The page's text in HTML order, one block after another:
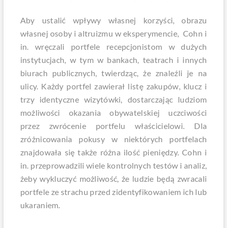
Aby ustalić wpływy własnej korzyści, obrazu
własnej osoby i altruizmu w eksperymencie, Cohn i
in. wręczali portfele recepcjonistom w dużych
instytucjach, w tym w bankach, teatrach i innych
biurach publicznych, twierdząc, że znaleźli je na
ulicy. Każdy portfel zawierał listę zakupów, klucz i
trzy identyczne wizytówki, dostarczając ludziom
możliwości okazania obywatelskiej uczciwości
przez zwrócenie portfelu właścicielowi. Dla
zróżnicowania pokusy w niektórych portfelach
znajdowała się także różna ilość pieniędzy. Cohn i
in. przeprowadzili wiele kontrolnych testów i analiz,
żeby wykluczyć możliwość, że ludzie będą zwracali
portfele ze strachu przed zidentyfikowaniem ich lub
ukaraniem.